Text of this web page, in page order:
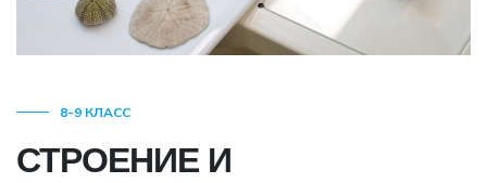
8-9 КЛАСС
СТРОЕНИЕ И